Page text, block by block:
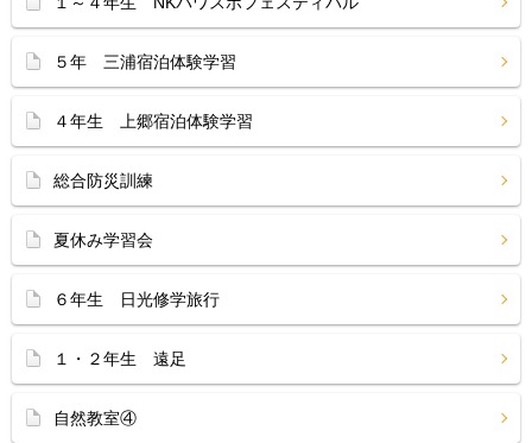
５年 三浦宿泊体験学習
４年生 上郷宿泊体験学習
総合防災訓練
夏休み学習会
６年生 日光修学旅行
１・２年生 遠足
自然教室④